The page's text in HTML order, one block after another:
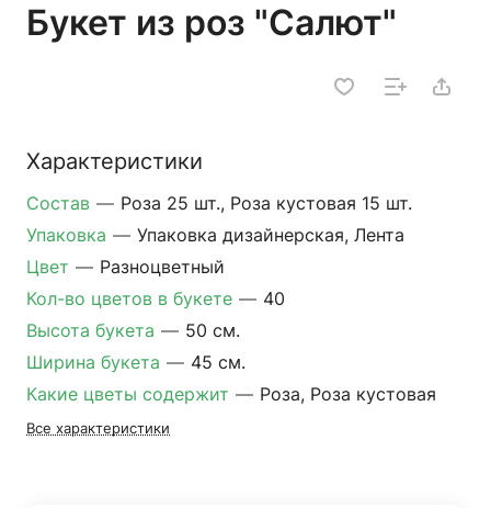
Букет из роз "Салют"
Характеристики
Состав — Роза 25 шт., Роза кустовая 15 шт.
Упаковка — Упаковка дизайнерская, Лента
Цвет — Разноцветный
Кол-во цветов в букете — 40
Высота букета — 50 см.
Ширина букета — 45 см.
Какие цветы содержит — Роза, Роза кустовая
Все характеристики